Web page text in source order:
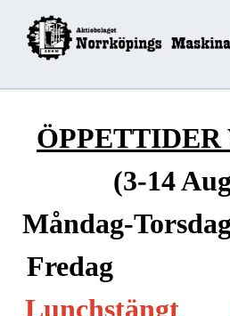
ÖPPETTIDER
(3-14
Måndag-
Fredag
Lunchstängt